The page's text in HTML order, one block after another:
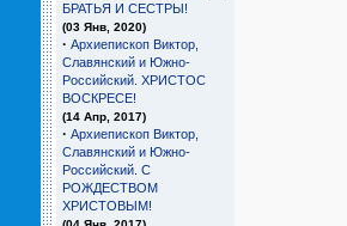
БРАТЬЯ И СЕCТРЫ!
(03 Янв, 2020)
· Архиепископ Виктор,
Славянский и Южно-
Российский. ХРИСТОС
ВОСКРЕСЕ!
(14 Апр, 2017)
· Архиепископ Виктор,
Славянский и Южно-
Российский. С
РОЖДЕСТВОМ
ХРИСТОВЫМ!